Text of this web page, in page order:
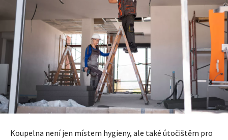
Koupelna není jen místem hygieny, ale také útočištěm pro